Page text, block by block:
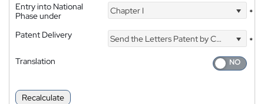
Entry into National
Phase under
Chapter I *
Patent Delivery Send the Letters Patent by Courier
*
Translation
Recalculate